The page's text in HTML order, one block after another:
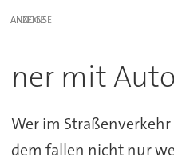
ANZEIGE
ner mit
Wer im
dem fallen nicht nur